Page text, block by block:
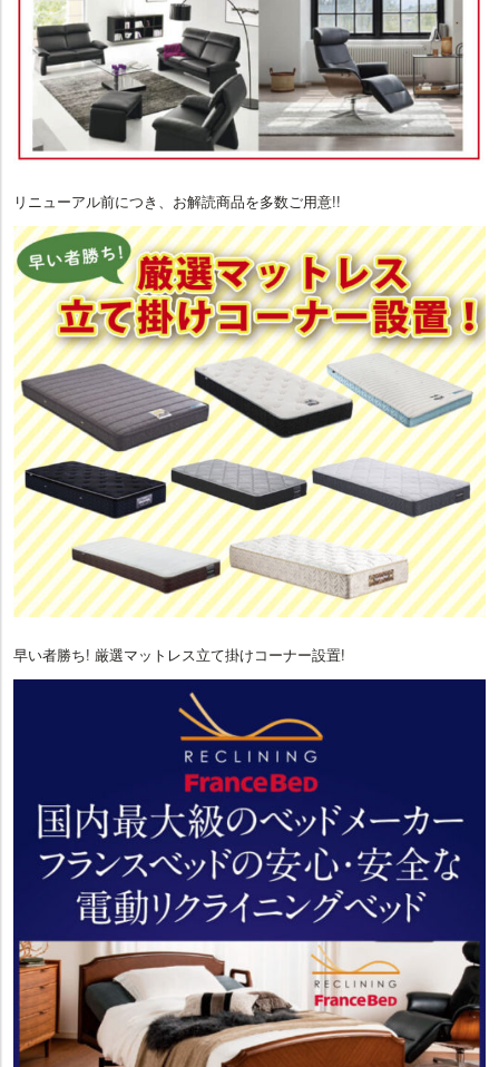
リニューアル前につき、お解読商品を多数ご用意!!
早い者勝ち! 厳選マットレス立て掛けコーナー設置!